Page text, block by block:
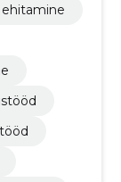
ehitamine